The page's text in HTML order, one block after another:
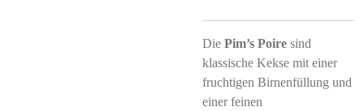
Die Pim’s Poire sind
klassische Kekse mit einer
fruchtigen Birnenfüllung und
einer feinen